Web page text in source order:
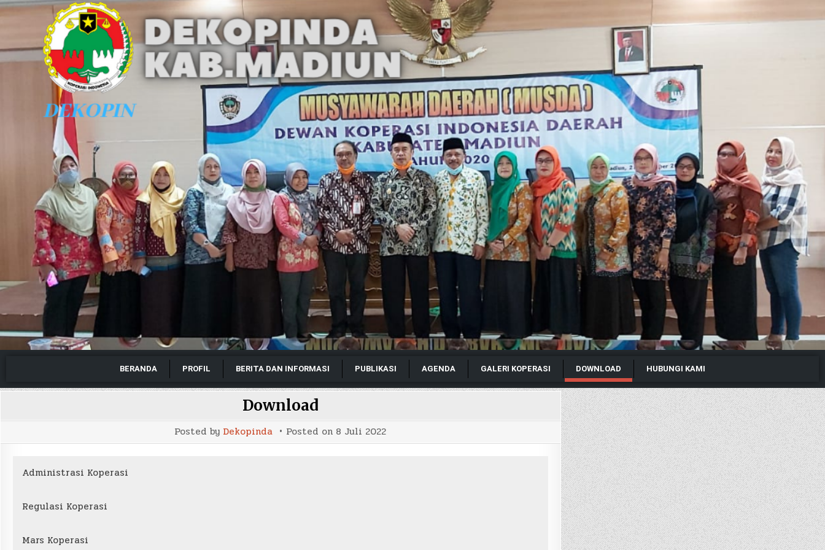
BERANDA PROFIL BERITA DAN INFORMASI PUBLIKASI AGENDA GALERI KOPERASI DOWNLOAD HUBUNGI KAMI
Download
Posted by Dekopinda Posted on 8 Juli 2022
Administrasi Koperasi
Regulasi Koperasi
Mars Koperasi